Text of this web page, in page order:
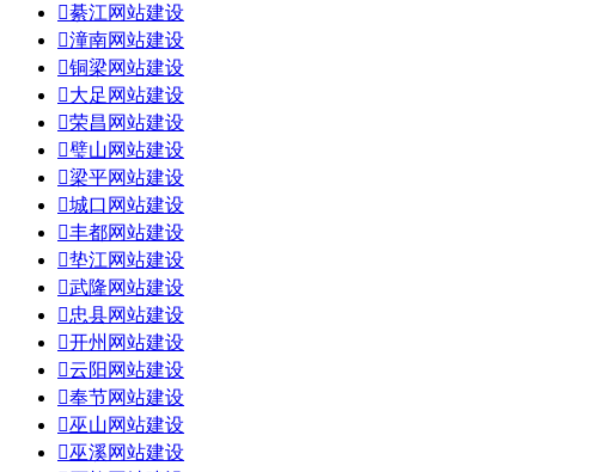
綦江网站建设
潼南网站建设
铜梁网站建设
大足网站建设
荣昌网站建设
璧山网站建设
梁平网站建设
城口网站建设
丰都网站建设
垫江网站建设
武隆网站建设
忠县网站建设
开州网站建设
云阳网站建设
奉节网站建设
巫山网站建设
巫溪网站建设